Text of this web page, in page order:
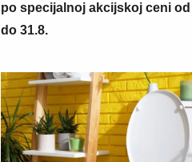
po specijalnoj akcijskoj ceni od
do 31.8.